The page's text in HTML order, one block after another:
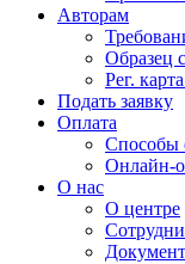
Авторам
Образец
Рег.
Подать заявку
Оплата
Способы
Онлайн-
О нас
О центре